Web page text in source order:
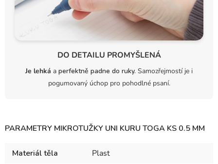
DO DETAILU PROMYŠLENÁ
Je lehká a perfektně padne do ruky. Samozřejmostí je i
pogumovaný úchop pro pohodlné psaní.
PARAMETRY MIKROTUŽKY UNI KURU TOGA KS 0.5 MM
Materiál těla
Plast